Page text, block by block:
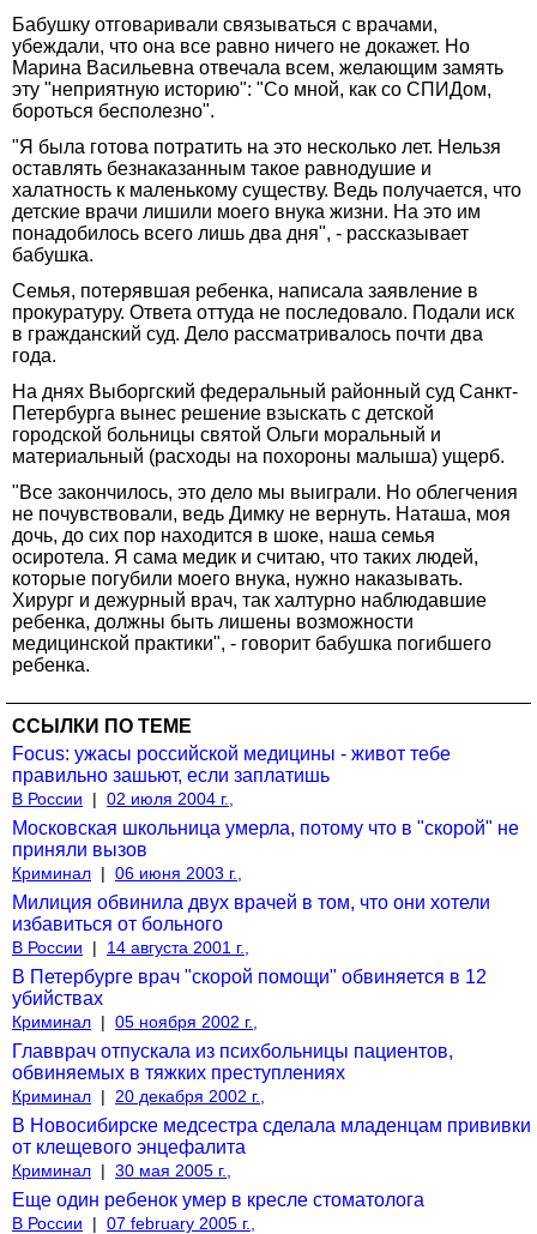
Бабушку отговаривали связываться с врачами,
убеждали, что она все равно ничего не докажет. Но
Марина Васильевна отвечала всем, желающим замять
эту "неприятную историю": "Со мной, как со СПИДом,
бороться бесполезно".
"Я была готова потратить на это несколько лет. Нельзя
оставлять безнаказанным такое равнодушие и
халатность к маленькому существу. Ведь получается, что
детские врачи лишили моего внука жизни. На это им
понадобилось всего лишь два дня", - рассказывает
бабушка.
Семья, потерявшая ребенка, написала заявление в
прокуратуру. Ответа оттуда не последовало. Подали иск
в гражданский суд. Дело рассматривалось почти два
года.
На днях Выборгский федеральный районный суд Санкт-
Петербурга вынес решение взыскать с детской
городской больницы святой Ольги моральный и
материальный (расходы на похороны малыша) ущерб.
"Все закончилось, это дело мы выиграли. Но облегчения
не почувствовали, ведь Димку не вернуть. Наташа, моя
дочь, до сих пор находится в шоке, наша семья
осиротела. Я сама медик и считаю, что таких людей,
которые погубили моего внука, нужно наказывать.
Хирург и дежурный врач, так халтурно наблюдавшие
ребенка, должны быть лишены возможности
медицинской практики", - говорит бабушка погибшего
ребенка.
ССЫЛКИ ПО ТЕМЕ
Focus: ужасы российской медицины - живот тебе
правильно зашьют, если заплатишь
В России | 02 июля 2004 г.,
Московская школьница умерла, потому что в "скорой" не
приняли вызов
Криминал | 06 июня 2003 г.,
Милиция обвинила двух врачей в том, что они хотели
избавиться от больного
В России | 14 августа 2001 г.,
В Петербурге врач "скорой помощи" обвиняется в 12
убийствах
Криминал | 05 ноября 2002 г.,
Главврач отпускала из психбольницы пациентов,
обвиняемых в тяжких преступлениях
Криминал | 20 декабря 2002 г.,
В Новосибирске медсестра сделала младенцам прививки
от клещевого энцефалита
Криминал | 30 мая 2005 г.,
Еще один ребенок умер в кресле стоматолога
В России | 07 february 2005 г.,